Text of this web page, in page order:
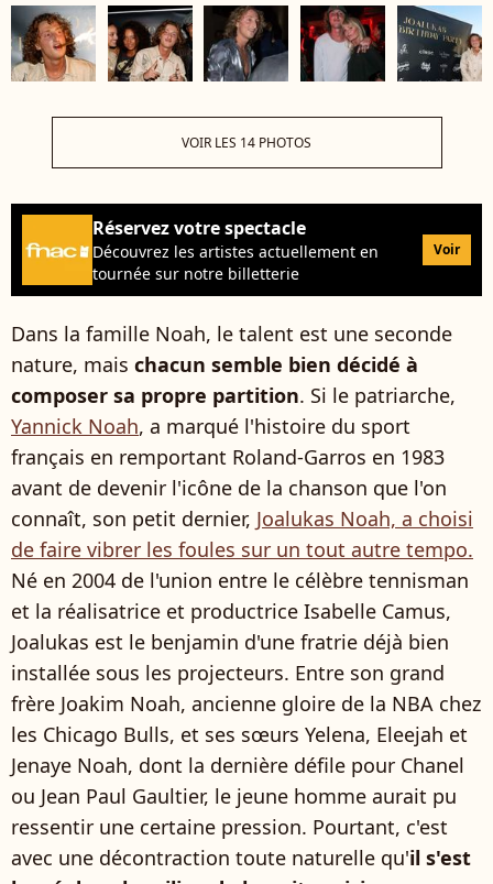
VOIR LES 14 PHOTOS
Réservez votre spectacle
Découvrez les artistes actuellement en
tournée sur notre billetterie
Voir
Dans la famille Noah, le talent est une seconde
nature, mais chacun semble bien décidé à
composer sa propre partition. Si le patriarche,
Yannick Noah, a marqué l'histoire du sport
français en remportant Roland-Garros en 1983
avant de devenir l'icône de la chanson que l'on
connaît, son petit dernier, Joalukas Noah, a choisi
de faire vibrer les foules sur un tout autre tempo.
Né en 2004 de l'union entre le célèbre tennisman
et la réalisatrice et productrice Isabelle Camus,
Joalukas est le benjamin d'une fratrie déjà bien
installée sous les projecteurs. Entre son grand
frère Joakim Noah, ancienne gloire de la NBA chez
les Chicago Bulls, et ses sœurs Yelena, Eleejah et
Jenaye Noah, dont la dernière défile pour Chanel
ou Jean Paul Gaultier, le jeune homme aurait pu
ressentir une certaine pression. Pourtant, c'est
avec une décontraction toute naturelle qu'il s'est